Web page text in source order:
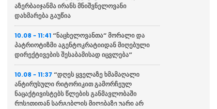
აზერბაიჯანმა ირანს მნიშვნელოვანი
დახმარება გაუწია
10.08 - 11:41 “ნაცხელოვანთა“ მორალი და
პატრიოტიზმი აგენტოკრატიიდან მიღებული
დირექტივების შესაბამისად იცვლება”
10.08 - 11:37 “დღეს ყველაზე ხმამაღალი
ანტირუსული რიტორიკით გამორჩეულ
ნაცაქტივისტებს წლების განმავლობაში
რუსეთიდან სარგებლის მიღებაზე უარი არ